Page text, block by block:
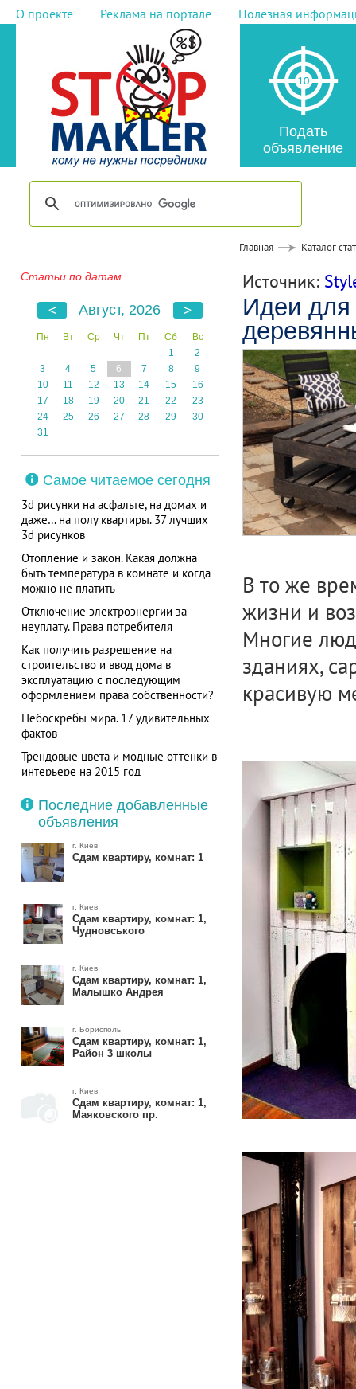
О проекте Реклама на портале Полезная
Подать
объявление
Главная Каталог
Статьи по датам
Август, 2026
Пн Вт Ср Чт Пт Сб
Вс
1
2
3
4 5 6 7 8
9
10
11 12 13 14 15
16
17
18 19 20 21 22
23
24
25 26 27 28 29
30
31
Самое читаемое сегодня
3d рисунки на асфальте, на домах и
даже… на полу квартиры. 37 лучших
3d рисунков
Отопление и закон. Какая должна
быть температура в комнате и когда
можно не платить
Отключение электроэнергии за
неуплату. Права потребителя
Как получить разрешение на
строительство и ввод дома в
эксплуатацию с последующим
оформлением права собственности?
Небоскребы мира. 17 удивительных
фактов
Трендовые цвета и модные оттенки в
интерьере на 2015 год
Последние добавленные
объявления
г. Киев
Сдам квартиру, комнат: 1
г. Киев
Сдам квартиру, комнат: 1,
Чудновського
г. Киев
Сдам квартиру, комнат: 1,
Малышко Андрея
г. Борисполь
Сдам квартиру, комнат: 1,
Район 3 школы
г. Киев
Сдам квартиру, комнат: 1,
Маяковского пр.
Источник:
Идеи для
В то же
жизни и
Многие
зданиях,
красивую